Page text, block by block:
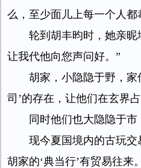
么，至少面儿上每一个人都
轮到胡丰昀时，她亲
让我代他向您声问好。”
胡家，小隐隐于野，家
司’的存在，让他们在玄界
同时他们也大隐隐于市
现今夏国境内的古玩
胡家的‘典当行’有贸易往来。